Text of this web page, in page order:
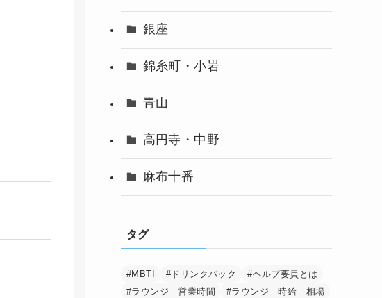
銀座
錦糸町・小岩
青山
高円寺・中野
麻布十番
タグ
#MBTI #ドリンクバック
#ヘルプ要員とは
#ラウンジ 営業時間
#ラウンジ 時給 相場